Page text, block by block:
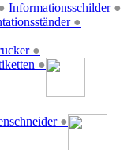
Informationsschilder ●
●
●
●
●